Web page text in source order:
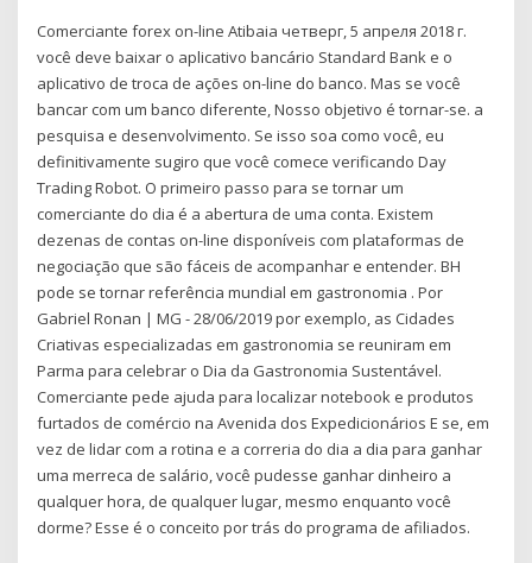
Comerciante forex on-line Atibaia четверг, 5 апреля 2018 г.
você deve baixar o aplicativo bancário Standard Bank e o
aplicativo de troca de ações on-line do banco. Mas se você
bancar com um banco diferente, Nosso objetivo é tornar-se. a
pesquisa e desenvolvimento. Se isso soa como você, eu
definitivamente sugiro que você comece verificando Day
Trading Robot. O primeiro passo para se tornar um
comerciante do dia é a abertura de uma conta. Existem
dezenas de contas on-line disponíveis com plataformas de
negociação que são fáceis de acompanhar e entender. BH
pode se tornar referência mundial em gastronomia . Por
Gabriel Ronan | MG - 28/06/2019 por exemplo, as Cidades
Criativas especializadas em gastronomia se reuniram em
Parma para celebrar o Dia da Gastronomia Sustentável.
Comerciante pede ajuda para localizar notebook e produtos
furtados de comércio na Avenida dos Expedicionários E se, em
vez de lidar com a rotina e a correria do dia a dia para ganhar
uma merreca de salário, você pudesse ganhar dinheiro a
qualquer hora, de qualquer lugar, mesmo enquanto você
dorme? Esse é o conceito por trás do programa de afiliados.